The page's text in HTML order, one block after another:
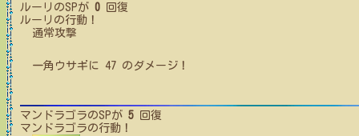
ルーリ のSPが 0 回復
ルーリ の行動！
通常攻撃
一角ウサギ に 47 のダメージ！
マンドラゴラのSPが 5 回復
マンドラゴラの行動！